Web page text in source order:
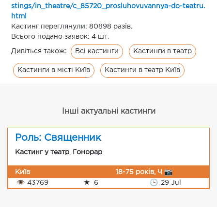
stings/in_theatre/c_85720_prosluhovuvannya-do-teatru.
html
Кастинг переглянули: 80898 разів.
Всього подано заявок: 4 шт.
Дивіться також: Всі кастинги Кастинги в театр
Кастинги в місті Київ Кастинги в театр Київ
Інші актуальні кастинги
Роль: Священник
Кастинг у театр Гонорар
Київ
18-75 років, Ч 📷
👁 43769 ★ 6 🕒 29 Jul